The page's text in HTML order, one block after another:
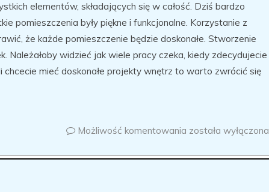
elementów, składających się w całość. Dziś bardzo
pomieszczenia były piękne i funkcjonalne. Korzystanie z
że każde pomieszczenie będzie doskonałe. Stworzenie
Należałoby widzieć jak wiele pracy czeka, kiedy zdecydujecie
chcecie mieć doskonałe projekty wnętrz to warto zwrócić się
Możliwość komentowania została wyłączona